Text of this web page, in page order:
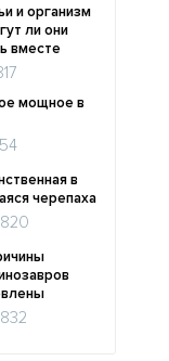
и организм
ли они
вместе
мощное в
в
черепаха